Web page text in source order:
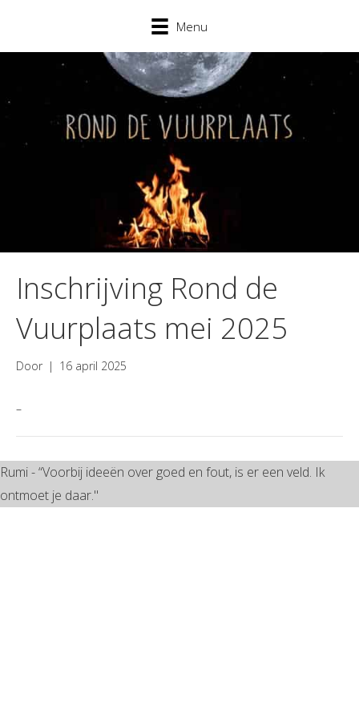
Menu
Inschrijving Rond de
Vuurplaats mei 2025
Door | 16 april 2025
–
Rumi - “Voorbij ideeën over goed en fout, is er een veld. Ik
ontmoet je daar."